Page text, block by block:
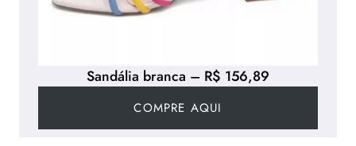
Sandália branca – R$ 156,89
COMPRE AQUI